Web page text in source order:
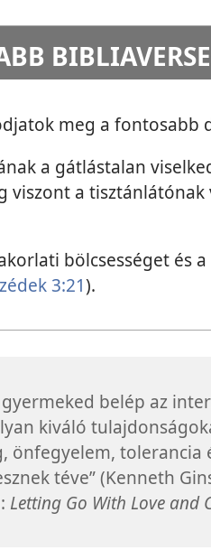
meg a fontosabb
a gátlástalan
viszont a tisztánlátónak
bölcsességet és
3:21).
belép az
kiváló
önfegyelem, tolerancia
téve” (Kenneth
Letting Go With Love and